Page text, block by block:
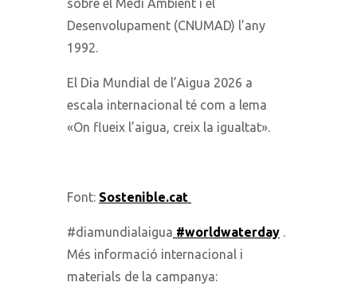
sobre el Medi Ambient i el
Desenvolupament (CNUMAD) l’any
1992.
El Dia Mundial de l’Aigua 2026 a
escala internacional té com a lema
«On flueix l’aigua, creix la igualtat».
Font: Sostenible.cat
#diamundialaigua #worldwaterday .
Més informació internacional i
materials de la campanya: